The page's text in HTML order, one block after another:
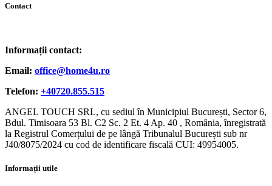
Contact
Informații contact:
Email: office@home4u.ro
Telefon: +40720.855.515
ANGEL TOUCH SRL, cu sediul în Municipiul București, Sector 6,
Bdul. Timisoara 53 Bl. C2 Sc. 2 Et. 4 Ap. 40 , România, înregistrată
la Registrul Comerțului de pe lângă Tribunalul București sub nr
J40/8075/2024 cu cod de identificare fiscală CUI: 49954005.
Informații utile